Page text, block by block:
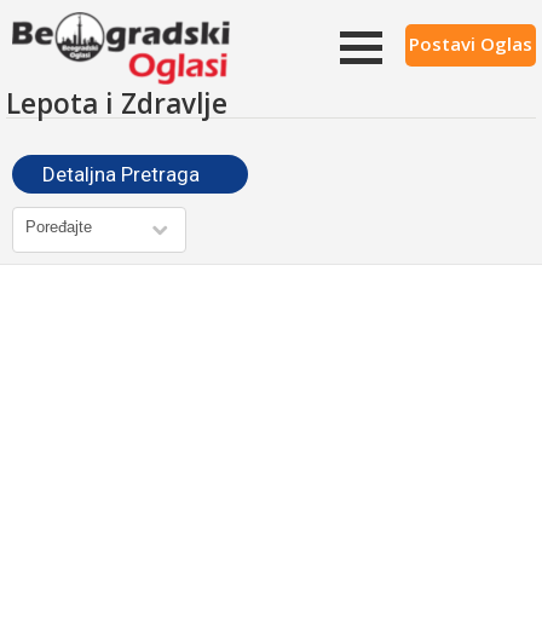
Postavi Oglas
Lepota i Zdravlje
Detaljna Pretraga